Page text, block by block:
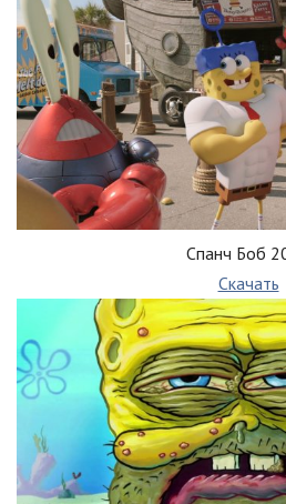
Спанч Боб
Скачать